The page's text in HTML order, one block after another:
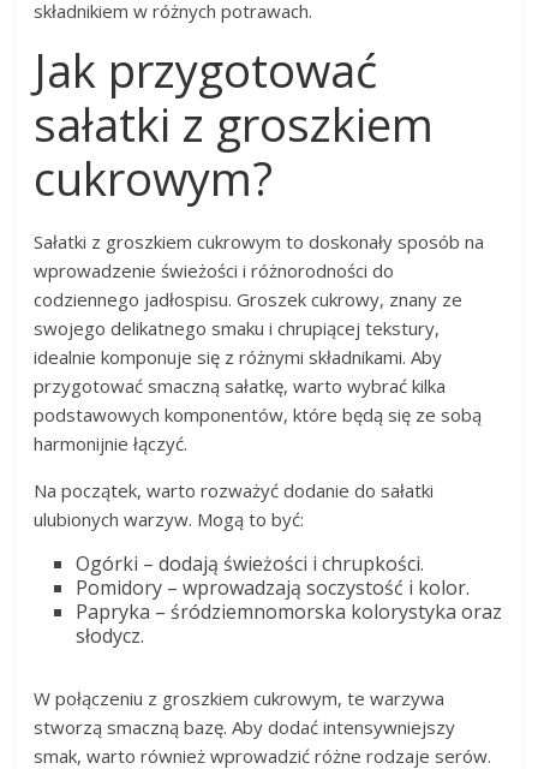
składnikiem w różnych potrawach.
Jak przygotować
sałatki z groszkiem
cukrowym?
Sałatki z groszkiem cukrowym to doskonały sposób na
wprowadzenie świeżości i różnorodności do
codziennego jadłospisu. Groszek cukrowy, znany ze
swojego delikatnego smaku i chrupiącej tekstury,
idealnie komponuje się z różnymi składnikami. Aby
przygotować smaczną sałatkę, warto wybrać kilka
podstawowych komponentów, które będą się ze sobą
harmonijnie łączyć.
Na początek, warto rozważyć dodanie do sałatki
ulubionych warzyw. Mogą to być:
Ogórki – dodają świeżości i chrupkości.
Pomidory – wprowadzają soczystość i kolor.
Papryka – śródziemnomorska kolorystyka oraz
słodycz.
W połączeniu z groszkiem cukrowym, te warzywa
stworzą smaczną bazę. Aby dodać intensywniejszy
smak, warto również wprowadzić różne rodzaje serów.